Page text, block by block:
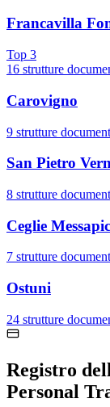
Francavilla
Top 3
16 strutture
Carovigno
9 strutture
San Pietro
8 strutture
Ceglie
7 strutture
Ostuni
24 strutture
Registro
Personal